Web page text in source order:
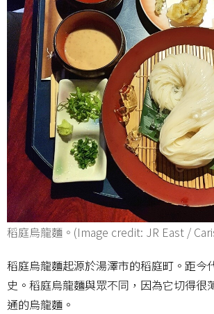
稻庭烏龍麵。(Image credit: JR East /
稻庭烏龍麵起源於湯澤市的稻庭町。距今
史。稻庭烏龍麵與眾不同，因為它切得很
通的烏龍麵。